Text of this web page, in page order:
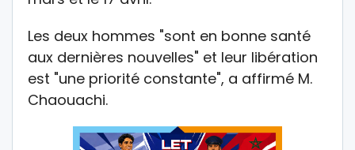
Les deux hommes "sont en bonne santé
aux dernières nouvelles" et leur libération
est "une priorité constante", a affirmé M.
Chaouachi.